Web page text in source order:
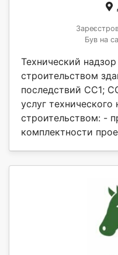
Був на
Технический
строительством
последствий СС1;
услуг технического
строительством: -
комплектности